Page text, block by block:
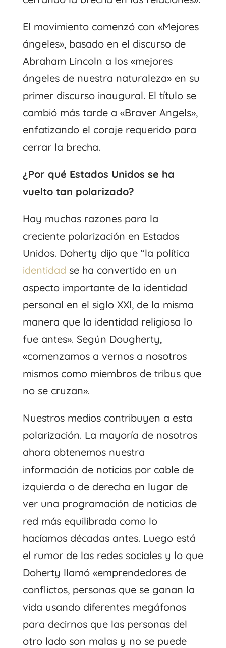
El movimiento comenzó con «Mejores
ángeles», basado en el discurso de
Abraham Lincoln a los «mejores
ángeles de nuestra naturaleza» en su
primer discurso inaugural. El título se
cambió más tarde a «Braver Angels»,
enfatizando el coraje requerido para
cerrar la brecha.
¿Por qué Estados Unidos se ha
vuelto tan polarizado?
Hay muchas razones para la
creciente polarización en Estados
Unidos. Doherty dijo que “la política
identidad se ha convertido en un
aspecto importante de la identidad
personal en el siglo XXI, de la misma
manera que la identidad religiosa lo
fue antes». Según Dougherty,
«comenzamos a vernos a nosotros
mismos como miembros de tribus que
no se cruzan».
Nuestros medios contribuyen a esta
polarización. La mayoría de nosotros
ahora obtenemos nuestra
información de noticias por cable de
izquierda o de derecha en lugar de
ver una programación de noticias de
red más equilibrada como lo
hacíamos décadas antes. Luego está
el rumor de las redes sociales y lo que
Doherty llamó «emprendedores de
conflictos, personas que se ganan la
vida usando diferentes megáfonos
para decirnos que las personas del
otro lado son malas y no se puede